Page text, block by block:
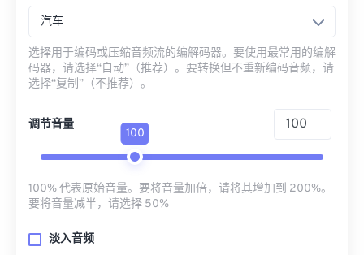
汽车
选择用于编码或压缩音频流的编解码器。要使用最常用的编解
码器，请选择“自动”（推荐）。要转换但不重新编码音频，请
选择“复制”（不推荐）。
调节音量
100
100% 代表原始音量。要将音量加倍，请将其增加到 200%。
要将音量减半，请选择 50%
淡入音频